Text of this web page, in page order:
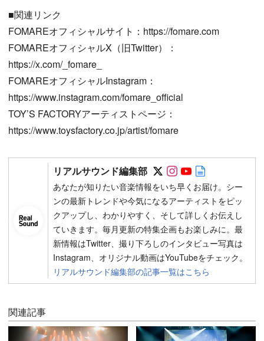
■関連リンク
FOMAREオフィシャルサイト：https://fomare.com
FOMAREオフィシャルX（旧Twitter）：
https://x.com/_fomare_
FOMAREオフィシャルInstagram：
https://www.instagram.com/fomare_official
TOY’S FACTORYアーティストページ：
https://www.toysfactory.co.jp/artist/fomare
リアルサウンド編集部 Follow on SNS
Follow on SNS
Follow on
あなたが知りたい音楽情報をいち早くお届け。シー
ンの最新トレンドや今気になるアーティストをピッ
クアップし、わかりやすく、そして詳しくお伝えし
ていきます。毎月更新の特集企画もお楽しみに。最
新情報はTwitter、撮り下ろしのインタビュー写真は
Instagram、オリジナル動画はYouTubeをチェック。
リアルサウンド編集部の記事一覧はこちら
関連記事